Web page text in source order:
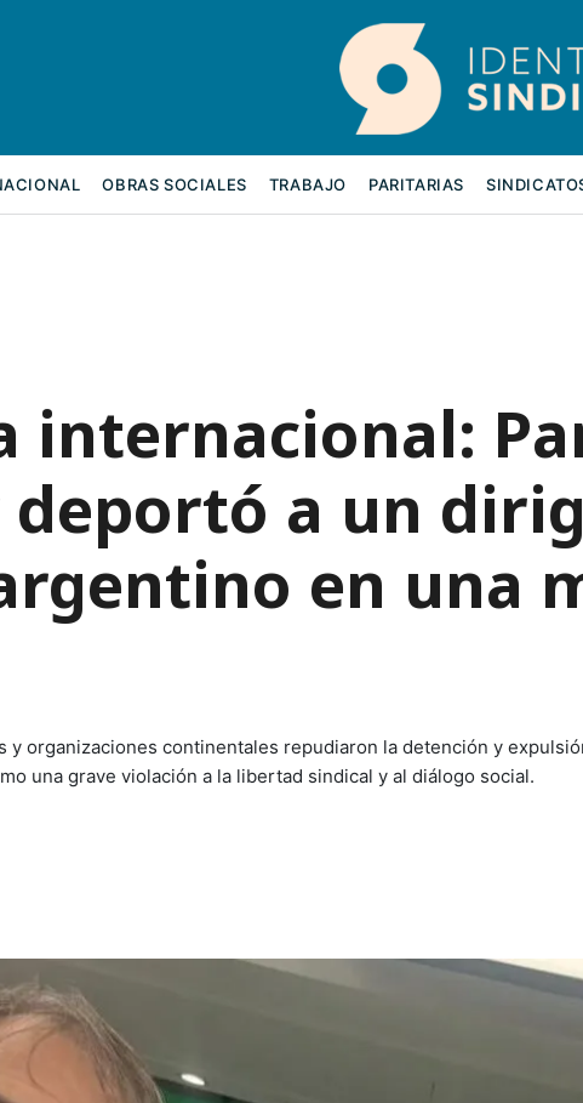
OBRAS SOCIALES TRABAJO PARITARIAS
internacional:
a un
en una
y organizaciones continentales repudiaron la detención y
una grave violación a la libertad sindical y al diálogo social.